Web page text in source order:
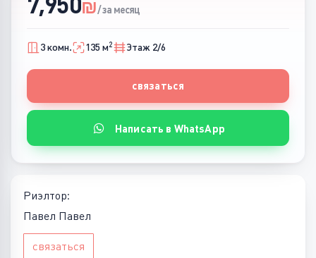
₪/ за месяц
3 комн. 135 м2 Этаж 2/6
связаться
Написать в WhatsApp
Риэлтор:
Павел Павел
связаться